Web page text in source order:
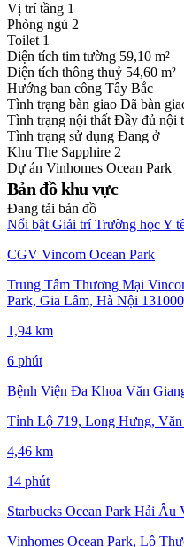
Vị trí tầng 1
Phòng ngủ 2
Toilet 1
Diện tích tim tường 59,10 m²
Diện tích thông thuỷ 54,60 m²
Hướng ban công Tây Bắc
Tình trạng bàn giao Đã bàn
Tình trạng nội thất Đầy đủ nội
Tình trạng sử dụng Đang ở
Khu The Sapphire 2
Dự án Vinhomes Ocean Park
Bản đồ khu vực
Đang tải bản đồ
Nổi bật Giải trí Trường họcY
CGV Vincom Ocean Park
Trung Tâm Thương Mại
Park, Gia Lâm, Hà Nội
1,94 km
6 phút
Bệnh Viện Đa Khoa Văn
Tỉnh Lộ 719, Long Hưng,
4,46 km
14 phút
Starbucks Ocean Park Hải Âu
Vinhomes Ocean Park, Lô